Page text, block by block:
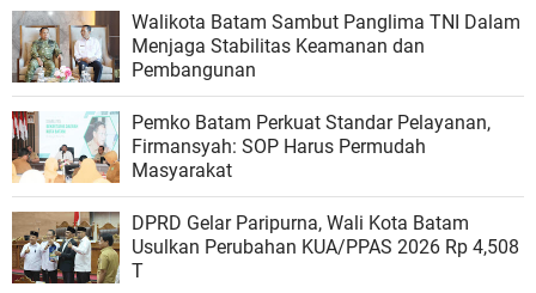
Walikota Batam Sambut Panglima TNI Dalam
Menjaga Stabilitas Keamanan dan
Pembangunan
Pemko Batam Perkuat Standar Pelayanan,
Firmansyah: SOP Harus Permudah
Masyarakat
DPRD Gelar Paripurna, Wali Kota Batam
Usulkan Perubahan KUA/PPAS 2026 Rp 4,508
T